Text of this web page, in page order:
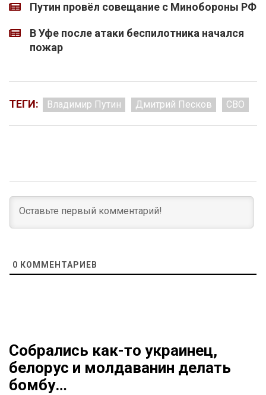
Путин провёл совещание с Минобороны РФ
В Уфе после атаки беспилотника начался
пожар
ТЕГИ: Владимир Путин Дмитрий Песков СВО
0 КОММЕНТАРИЕВ
Собрались как-то украинец,
белорус и молдаванин делать
бомбу…